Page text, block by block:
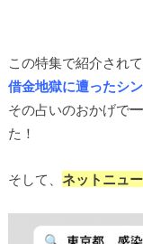
この特集で紹介されて
借金地獄に遭ったシ
その占いのおかげで
た！
そして、 ネットニュ